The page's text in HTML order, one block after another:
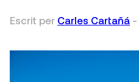
Escrit per Carles Cartañá -